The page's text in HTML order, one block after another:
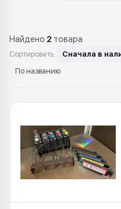
Найдено 2 товара
Сортировать: Сначала в
По названию
Каталог: СНПЧ